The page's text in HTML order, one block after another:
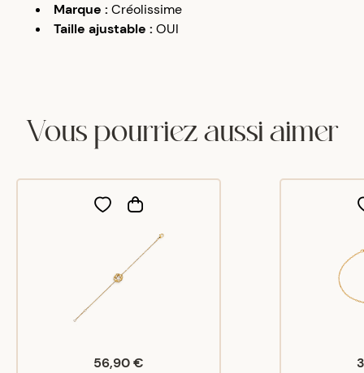
Marque : Créolissime
Taille ajustable : OUI
Vous pourriez aussi aimer
56,90 €